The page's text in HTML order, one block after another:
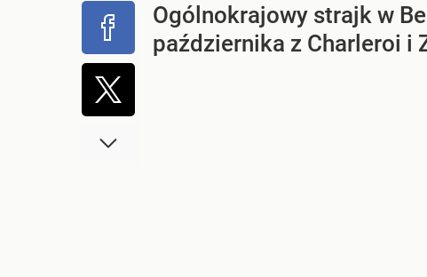
Ogólnokrajowy strajk w
października z Charleroi i